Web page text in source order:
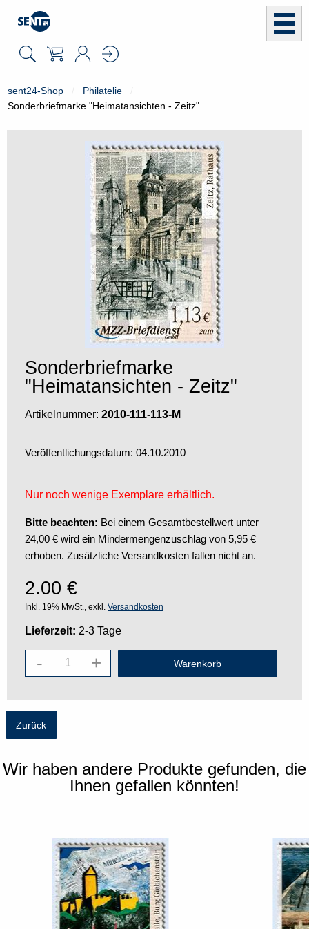
sent24-Shop
Philatelie
Sonderbriefmarke "Heimatansichten - Zeitz"
Sonderbriefmarke
"Heimatansichten - Zeitz"
Artikelnummer: 2010-111-113-M
Veröffentlichungsdatum: 04.10.2010
Nur noch wenige Exemplare erhältlich.
Bitte beachten: Bei einem Gesamtbestellwert unter
24,00 € wird ein Mindermengenzuschlag von 5,95 €
erhoben. Zusätzliche Versandkosten fallen nicht an.
2.00 €
Inkl. 19% MwSt., exkl. Versandkosten
Lieferzeit: 2-3 Tage
- +
Zurück
Wir haben andere Produkte gefunden, die
Ihnen gefallen könnten!